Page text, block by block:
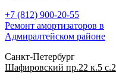
+7 (812) 900-20-55
Ремонт амортизаторов в
Адмиралтейском районе
Санкт-Петербург
Шафировский пр.22 к.5 с.2